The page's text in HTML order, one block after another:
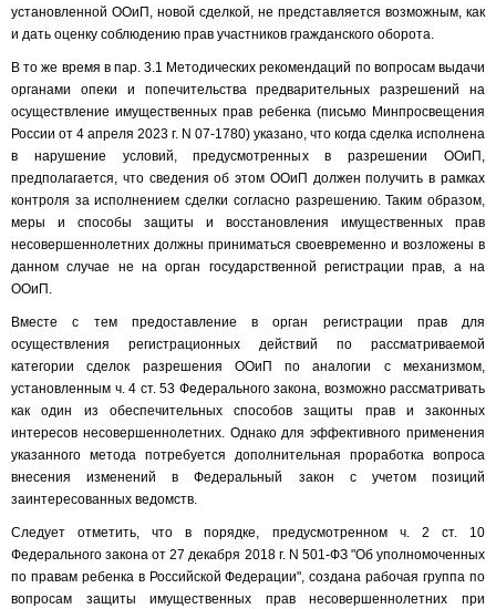
установленной ООиП, новой сделкой, не представляется возможным, как
и дать оценку соблюдению прав участников гражданского оборота.
В то же время в пар. 3.1 Методических рекомендаций по вопросам выдачи
органами опеки и попечительства предварительных разрешений на
осуществление имущественных прав ребенка (письмо Минпросвещения
России от 4 апреля 2023 г. N 07-1780) указано, что когда сделка исполнена
в нарушение условий, предусмотренных в разрешении ООиП,
предполагается, что сведения об этом ООиП должен получить в рамках
контроля за исполнением сделки согласно разрешению. Таким образом,
меры и способы защиты и восстановления имущественных прав
несовершеннолетних должны приниматься своевременно и возложены в
данном случае не на орган государственной регистрации прав, а на
ООиП.
Вместе с тем предоставление в орган регистрации прав для
осуществления регистрационных действий по рассматриваемой
категории сделок разрешения ООиП по аналогии с механизмом,
установленным ч. 4 ст. 53 Федерального закона, возможно рассматривать
как один из обеспечительных способов защиты прав и законных
интересов несовершеннолетних. Однако для эффективного применения
указанного метода потребуется дополнительная проработка вопроса
внесения изменений в Федеральный закон с учетом позиций
заинтересованных ведомств.
Следует отметить, что в порядке, предусмотренном ч. 2 ст. 10
Федерального закона от 27 декабря 2018 г. N 501-ФЗ "Об уполномоченных
по правам ребенка в Российской Федерации", создана рабочая группа по
вопросам защиты имущественных прав несовершеннолетних при